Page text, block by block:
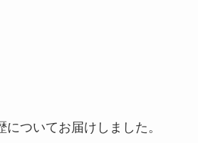
ついてお届けしました。